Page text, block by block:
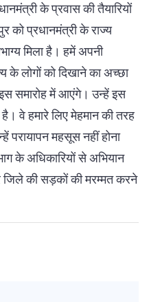
के प्रवास की तैयारियों
को प्रधानमंत्री के राज्य
मिला है। हमें अपनी
लोगों को दिखाने का अच्छा
समारोह में आएंगे। उन्हें इस
वे हमारे लिए मेहमान की तरह
परायापन महसूस नहीं होना
के अधिकारियों से अभियान
की सड़कों की मरम्मत करने